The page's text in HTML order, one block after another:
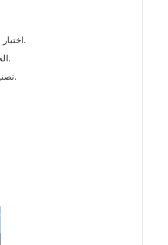
اختيار المكان المناسب: يتراوح المساحة المطلوبة بين 1300 متر إلى 6000 متر مربع.
الحصول على التراخيص اللازمة: يجب الحصول على التصاريح من الجهات المعنية.
تصنيف المحطة: يتم تصنيف المحطات إلى ثلاث فئات حسب المساحات والخدمات.